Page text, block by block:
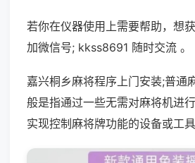
若你在仪器使用上需要帮助，想
加微信号; kkss8691 随时交流 。
嘉兴桐乡麻将程序上门安装;普通
般是指通过一些无需对麻将机进
实现控制麻将牌功能的设备或工具